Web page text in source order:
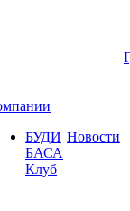
БУДИ
БАСА
Клуб
Новости